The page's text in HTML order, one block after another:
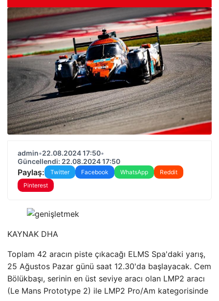
admin•22.08.2024 17:50•
Güncellendi: 22.08.2024 17:50
Paylaş: Twitter Facebook WhatsApp
Reddit
Pinterest
KAYNAK DHA
Toplam 42 aracın piste çıkacağı ELMS Spa'daki yarış,
25 Ağustos Pazar günü saat 12.30'da başlayacak. Cem
Bölükbaşı, serinin en üst seviye aracı olan LMP2 aracı
(Le Mans Prototype 2) ile LMP2 Pro/Am kategorisinde